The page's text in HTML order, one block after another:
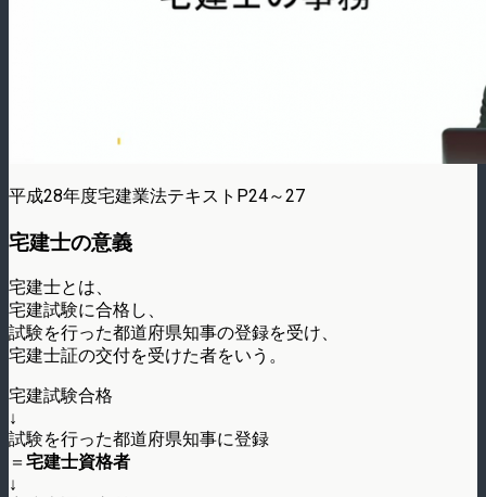
平成28年度宅建業法テキストP24～27
宅建士の意義
宅建士とは、
宅建試験に合格し、
試験を行った都道府県知事の登録を受け、
宅建士証の交付を受けた者をいう。
宅建試験合格
↓
試験を行った都道府県知事に登録
＝ 宅建士資格者
↓